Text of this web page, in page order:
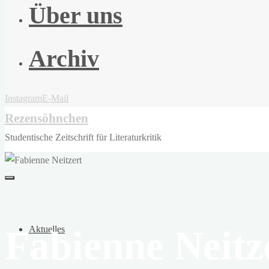
Über uns
Archiv
InstagramE-Mail
Rezensöhnchen
Studentische Zeitschrift für Literaturkritik
Aktuelles
Fabienne